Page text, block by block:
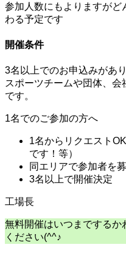
参加人数にもよりますがど
わる予定です
開催条件
3名以上でのお申込みがあ
スポーツチームや団体、
です。
1名でのご参加の方へ
1名からリクエスト
です！等）
同エリアで参加者を
3名以上で開催決定
工場長
無料開催はいつまでするか
ください(^^♪